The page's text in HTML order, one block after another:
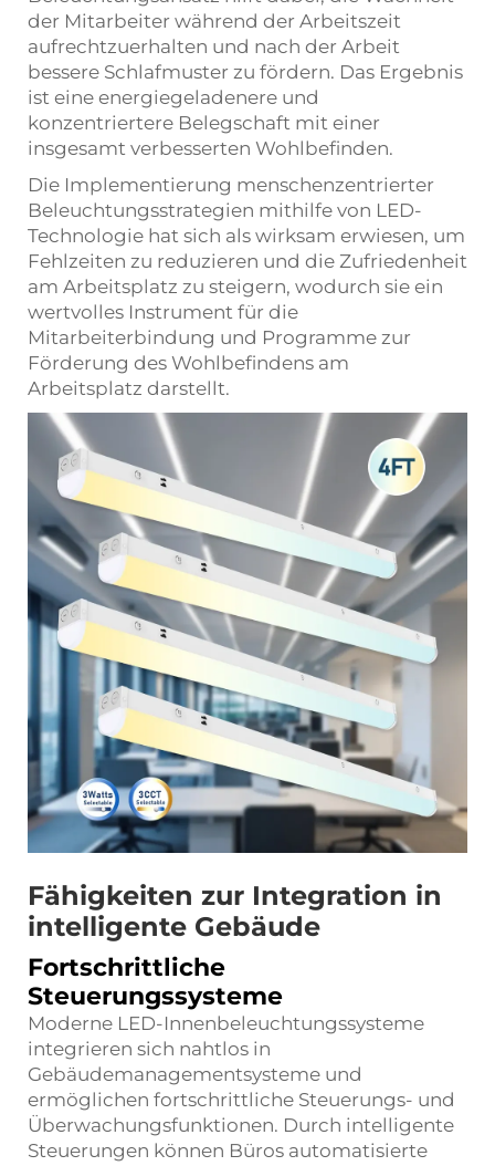
der Mitarbeiter während der Arbeitszeit
aufrechtzuerhalten und nach der Arbeit
bessere Schlafmuster zu fördern. Das Ergebnis
ist eine energiegeladenere und
konzentriertere Belegschaft mit einer
insgesamt verbesserten Wohlbefinden.
Die Implementierung menschenzentrierter
Beleuchtungsstrategien mithilfe von LED-
Technologie hat sich als wirksam erwiesen, um
Fehlzeiten zu reduzieren und die Zufriedenheit
am Arbeitsplatz zu steigern, wodurch sie ein
wertvolles Instrument für die
Mitarbeiterbindung und Programme zur
Förderung des Wohlbefindens am
Arbeitsplatz darstellt.
Fähigkeiten zur Integration in
intelligente Gebäude
Fortschrittliche
Steuerungssysteme
Moderne LED-Innenbeleuchtungssysteme
integrieren sich nahtlos in
Gebäudemanagementsysteme und
ermöglichen fortschrittliche Steuerungs- und
Überwachungsfunktionen. Durch intelligente
Steuerungen können Büros automatisierte